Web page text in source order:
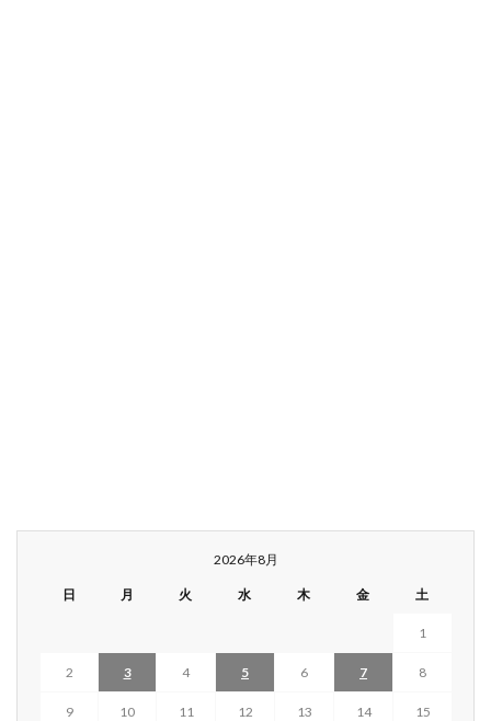
2026年8月
日 月 火 水 木 金 土
1
2 3 4 5 6 7 8
9 10 11 12 13 14 15